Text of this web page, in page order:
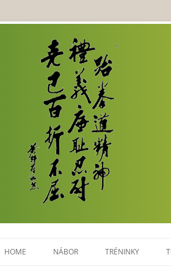
HOME NÁBOR TRÉNINKY